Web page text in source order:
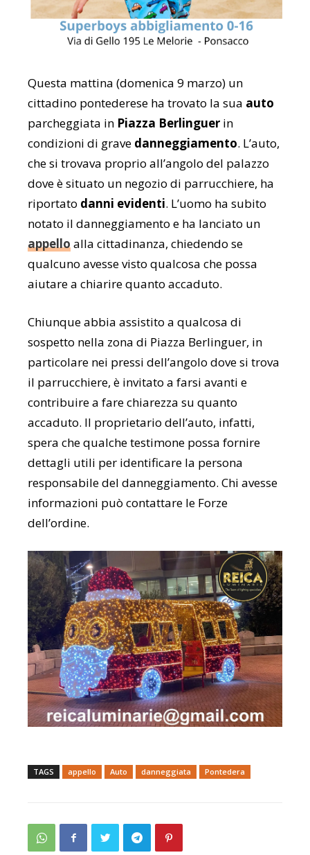
Questa mattina (domenica 9 marzo) un
cittadino pontederese ha trovato la sua auto
parcheggiata in Piazza Berlinguer in
condizioni di grave danneggiamento. L’auto,
che si trovava proprio all’angolo del palazzo
dove è situato un negozio di parrucchiere, ha
riportato danni evidenti. L’uomo ha subito
notato il danneggiamento e ha lanciato un
appelloalla cittadinanza, chiedendo se
qualcuno avesse visto qualcosa che possa
aiutare a chiarire quanto accaduto.
Chiunque abbia assistito a qualcosa di
sospetto nella zona di Piazza Berlinguer, in
particolare nei pressi dell’angolo dove si trova
il parrucchiere, è invitato a farsi avanti e
contribuire a fare chiarezza su quanto
accaduto. Il proprietario dell’auto, infatti,
spera che qualche testimone possa fornire
dettagli utili per identificare la persona
responsabile del danneggiamento. Chi avesse
informazioni può contattare le Forze
dell’ordine.
TAGS appello Auto danneggiata Pontedera